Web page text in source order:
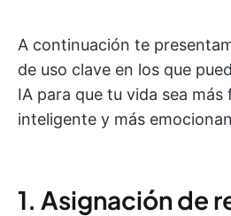
A continuación te
de uso clave en los que
IA para que tu vida sea más
inteligente y más
1. Asignación de